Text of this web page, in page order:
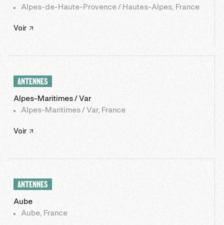
Alpes-de-Haute-Provence / Hautes-Alpes, France
Voir
ANTENNES
Alpes-Maritimes / Var
Alpes-Maritimes / Var, France
Voir
ANTENNES
Aube
Aube, France